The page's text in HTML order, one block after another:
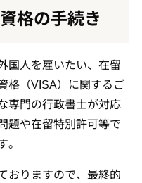
格の手続き
国人を雇いたい、在留
格（VISA）に関するご
専門の行政書士が対応
題や在留特別許可等で
おりますので、最終的